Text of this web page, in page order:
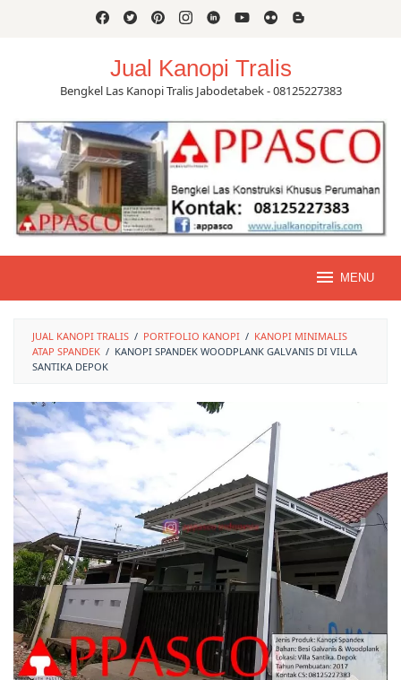
Jual Kanopi Tralis
Bengkel Las Kanopi Tralis Jabodetabek - 08125227383
MENU
JUAL KANOPI TRALIS / PORTFOLIO KANOPI / KANOPI MINIMALIS
ATAP SPANDEK / KANOPI SPANDEK WOODPLANK GALVANIS DI VILLA
SANTIKA DEPOK